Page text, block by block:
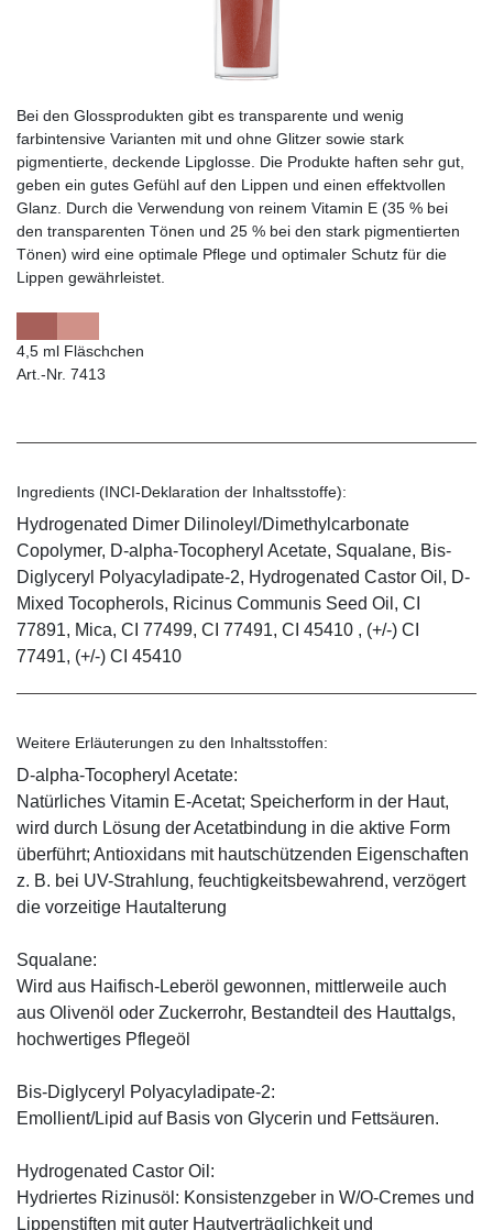
Bei den Glossprodukten gibt es transparente und wenig
farbintensive Varianten mit und ohne Glitzer sowie stark
pigmentierte, deckende Lipglosse. Die Produkte haften sehr gut,
geben ein gutes Gefühl auf den Lippen und einen effektvollen
Glanz. Durch die Verwendung von reinem Vitamin E (35 % bei
den transparenten Tönen und 25 % bei den stark pigmentierten
Tönen) wird eine optimale Pflege und optimaler Schutz für die
Lippen gewährleistet.
4,5 ml Fläschchen
Art.-Nr. 7413
Ingredients (INCI-Deklaration der Inhaltsstoffe):
Hydrogenated Dimer Dilinoleyl/Dimethylcarbonate
Copolymer, D-alpha-Tocopheryl Acetate, Squalane, Bis-
Diglyceryl Polyacyladipate-2, Hydrogenated Castor Oil, D-
Mixed Tocopherols, Ricinus Communis Seed Oil, CI
77891, Mica, CI 77499, CI 77491, CI 45410 , (+/-) CI
77491, (+/-) CI 45410
Weitere Erläuterungen zu den Inhaltsstoffen:
D-alpha-Tocopheryl Acetate:
Natürliches Vitamin E-Acetat; Speicherform in der Haut,
wird durch Lösung der Acetatbindung in die aktive Form
überführt; Antioxidans mit hautschützenden Eigenschaften
z. B. bei UV-Strahlung, feuchtigkeitsbewahrend, verzögert
die vorzeitige Hautalterung
Squalane:
Wird aus Haifisch-Leberöl gewonnen, mittlerweile auch
aus Olivenöl oder Zuckerrohr, Bestandteil des Hauttalgs,
hochwertiges Pflegeöl
Bis-Diglyceryl Polyacyladipate-2:
Emollient/Lipid auf Basis von Glycerin und Fettsäuren.
Hydrogenated Castor Oil:
Hydriertes Rizinusöl: Konsistenzgeber in W/O-Cremes und
Lippenstiften mit guter Hautverträglichkeit und